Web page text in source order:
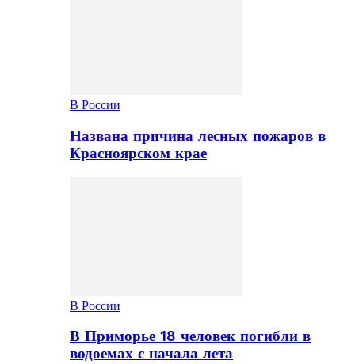
В России
Названа причина лесных пожаров в
Красноярском крае
В России
В Приморье 18 человек погибли в
водоемах с начала лета